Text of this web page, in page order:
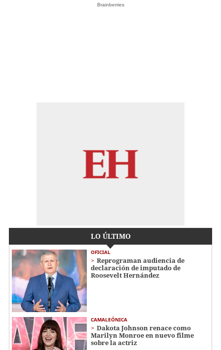
Brainberries
LO ÚLTIMO
OFICIAL
Reprograman audiencia de
declaración de imputado de
Roosevelt Hernández
CAMALEÓNICA
Dakota Johnson renace como
Marilyn Monroe en nuevo filme
sobre la actriz